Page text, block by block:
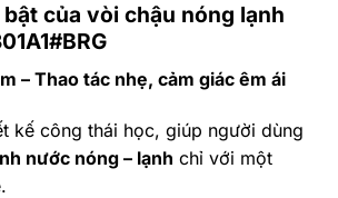
của vòi chậu nóng lạnh
– Thao tác nhẹ, cảm giác êm ái
kế công thái học, giúp người dùng
nước nóng – lạnh chỉ với một